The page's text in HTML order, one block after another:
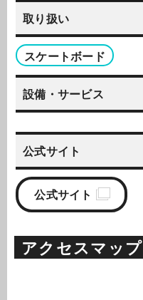
取り扱い
スケートボード
設備・サービス
公式サイト
公式サイト
アクセスマップ